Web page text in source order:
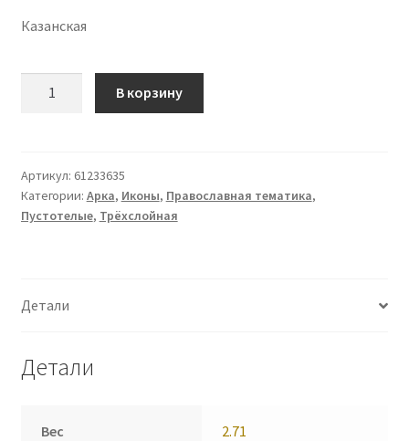
Казанская
В корзину
Артикул: 61233635
Категории: Арка, Иконы, Православная тематика,
Пустотелые, Трёхслойная
Детали
Детали
Вес 2.71